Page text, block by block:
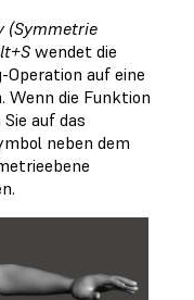
(Symmetrie
wendet die
auf eine
Wenn die Funktion
auf das
neben dem